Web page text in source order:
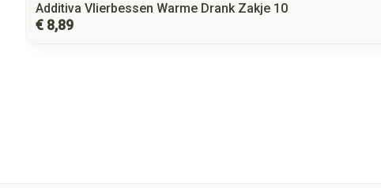
Additiva Vlierbessen Warme Drank Zakje 10
€ 8,89